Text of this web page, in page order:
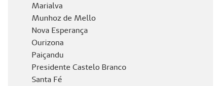
Marialva
Munhoz de Mello
Nova Esperança
Ourizona
Paiçandu
Presidente Castelo Branco
Santa Fé